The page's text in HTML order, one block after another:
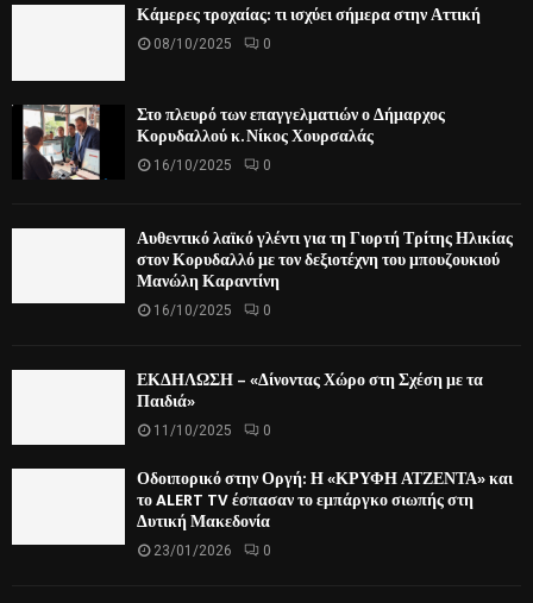
Κάμερες τροχαίας: τι ισχύει σήμερα στην Αττική
08/10/2025 0
Στο πλευρό των επαγγελματιών ο Δήμαρχος
Κορυδαλλού κ. Νίκος Χουρσαλάς
16/10/2025 0
Αυθεντικό λαϊκό γλέντι για τη Γιορτή Τρίτης Ηλικίας
στον Κορυδαλλό με τον δεξιοτέχνη του μπουζουκιού
Μανώλη Καραντίνη
16/10/2025 0
ΕΚΔΗΛΩΣΗ – «Δίνοντας Χώρο στη Σχέση με τα
Παιδιά»
11/10/2025 0
Οδοιπορικό στην Οργή: Η «ΚΡΥΦΗ ΑΤΖΕΝΤΑ» και
το ALERT TV έσπασαν το εμπάργκο σιωπής στη
Δυτική Μακεδονία
23/01/2026 0